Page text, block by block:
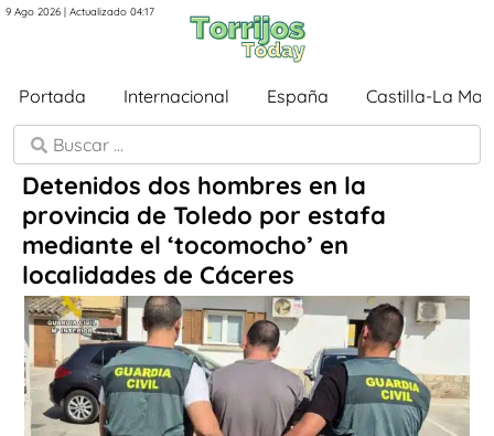
9 Ago 2026 | Actualizado 04:17
Portada Internacional España Castilla-La
Detenidos dos hombres en la
provincia de Toledo por estafa
mediante el ‘tocomocho’ en
localidades de Cáceres